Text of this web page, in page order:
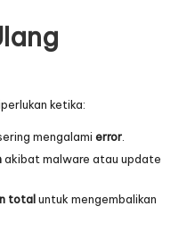
ketika:
mengalami error
akibat malware atau update
totaluntuk mengembalikan